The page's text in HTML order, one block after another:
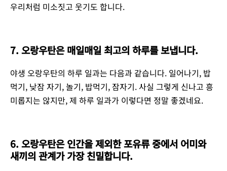
우리처럼 미소짓고 웃기도 합니다.
7. 오랑우탄은 매일매일 최고의 하루를 보냅니다.
야생 오랑우탄의 하루 일과는 다음과 같습니다. 일어나기, 밥
먹기, 낮잠 자기, 놀기, 밥먹기, 잠자기. 사실 그렇게 신나고 흥
미롭지는 않지만, 제 하루 일과가 이렇다면 정말 좋겠네요.
6. 오랑우탄은 인간을 제외한 포유류 중에서 어미와
새끼의 관계가 가장 친밀합니다.